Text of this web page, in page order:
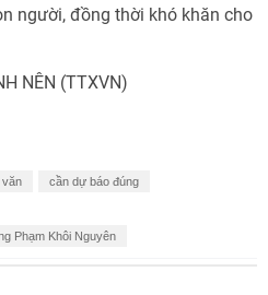
người, đồng thời khó khăn cho
NÊN (TTXVN)
văn cần dự báo đúng
Phạm Khôi Nguyên